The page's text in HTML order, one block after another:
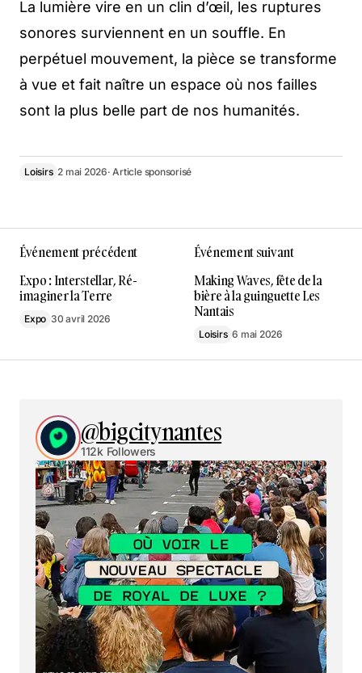
La lumière vire en un clin d’œil, les ruptures
sonores surviennent en un souffle. En
perpétuel mouvement, la pièce se transforme
à vue et fait naître un espace où nos failles
sont la plus belle part de nos humanités.
Loisirs 2 mai 2026· Article sponsorisé
Événement précédent
Expo : Interstellar, Ré-
imaginer la Terre
Expo 30 avril 2026
Événement suivant
Making Waves, fête de la
bière à la guinguette Les
Nantais
Loisirs 6 mai 2026
@bigcitynantes
112k Followers